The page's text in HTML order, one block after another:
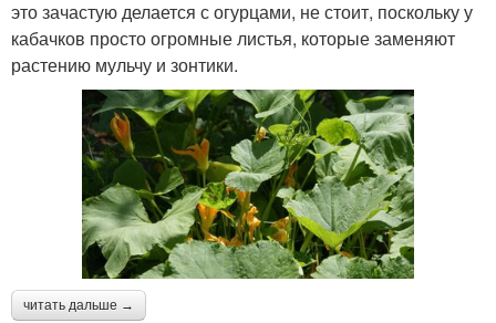
это зачастую делается с огурцами, не стоит, поскольку у
кабачков просто огромные листья, которые заменяют
растению мульчу и зонтики.
читать дальше →